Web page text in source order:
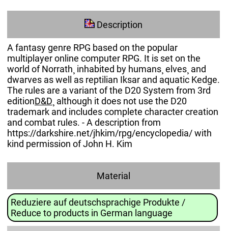
Description
A fantasy genre RPG based on the popular
multiplayer online computer RPG. It is set on the
world of Norrath¸ inhabited by humans¸ elves¸ and
dwarves as well as reptilian Iksar and aquatic Kedge.
The rules are a variant of the D20 System from 3rd
editionD&D ¸ although it does not use the D20
trademark and includes complete character creation
and combat rules. - A description from
https://darkshire.net/jhkim/rpg/encyclopedia/ with
kind permission of John H. Kim
Material
Reduziere auf deutschsprachige Produkte /
Reduce to products in German language